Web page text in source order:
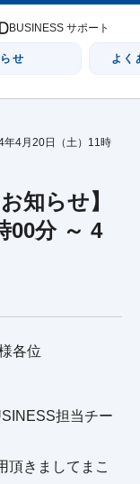
BUSINESS サポート
せ よく
年4月20日（土）11時
知らせ】
00分 ～ 4
各位
担当チー
頂きましてまこ